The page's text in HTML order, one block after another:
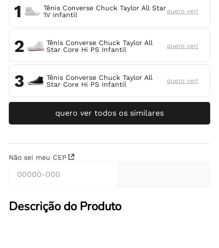
1
Tênis Converse Chuck Taylor All Star
1V Infantil
quero ver!
2
Tênis Converse Chuck Taylor All
Star Core Hi PS Infantil
quero ver!
3
Tênis Converse Chuck Taylor All
Star Core Hi PS Infantil
quero ver!
quero ver todos os similares
Não sei meu CEP
Descrição do Produto